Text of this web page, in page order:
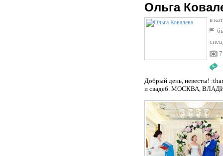
Ольга
в
7
:
Добрый день, невесты!
и свадеб. МОСКВА,